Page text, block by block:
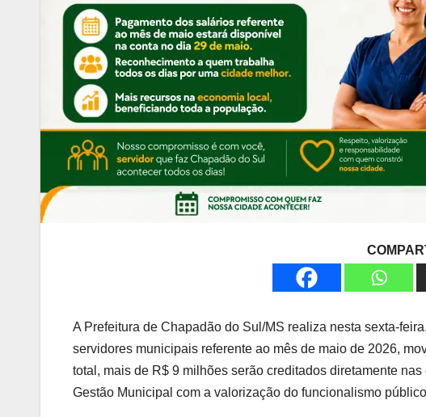
A Prefeitura de Chapadão do Sul/MS realiza nesta sexta-
servidores municipais referente ao mês de maio de 2026,
total, mais de R$ 9 milhões serão creditados diretamente
Gestão Municipal com a valorização do funcionalismo